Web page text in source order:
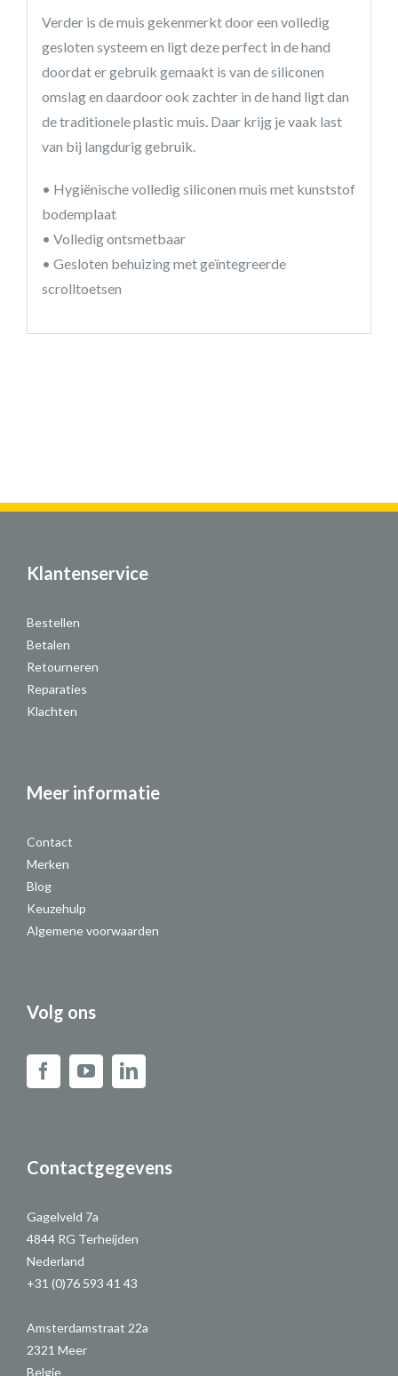
Verder is de muis gekenmerkt door een volledig
gesloten systeem en ligt deze perfect in de hand
doordat er gebruik gemaakt is van de siliconen
omslag en daardoor ook zachter in de hand ligt dan
de traditionele plastic muis. Daar krijg je vaak last
van bij langdurig gebruik.
• Hygiënische volledig siliconen muis met kunststof
bodemplaat
• Volledig ontsmetbaar
• Gesloten behuizing met geïntegreerde
scrolltoetsen
Klantenservice
Bestellen
Betalen
Retourneren
Reparaties
Klachten
Meer informatie
Contact
Merken
Blog
Keuzehulp
Algemene voorwaarden
Volg ons
Contactgegevens
Gagelveld 7a
4844 RG Terheijden
Nederland
+31 (0)76 593 41 43
Amsterdamstraat 22a
2321 Meer
Belgie